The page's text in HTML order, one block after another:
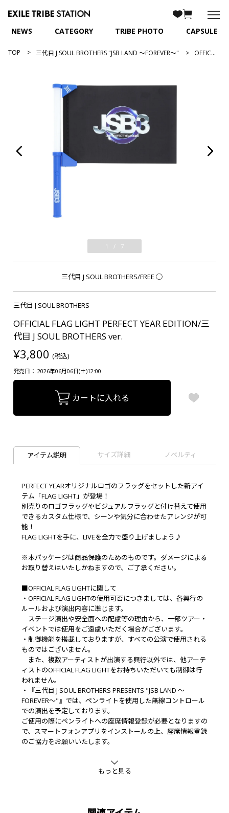
NEWS CATEGORY TRIBE PHOTO CAPSULE
TOP 三代目 J SOUL BROTHERS "JSB LAND ～FOREVER～" OFFICIAL FLAG LIGHT PERFECT YEAR EDITION/三代目 J SOUL BROTHERS ver.
1 / 7
三代目 J SOUL BROTHERS/FREE ○
三代目 J SOUL BROTHERS
OFFICIAL FLAG LIGHT PERFECT YEAR EDITION/三
代目 J SOUL BROTHERS ver.
¥3,800 (税込)
発売日： 2026年06月06日(土)12:00
カートに入れる
アイテム説明 サイズ詳細 ノベルティ
PERFECT YEARオリジナルロゴのフラッグをセットした新アイ
テム「FLAG LIGHT」が登場！
別売りのロゴフラッグやビジュアルフラッグと付け替えて使用
できるカスタム仕様で、シーンや気分に合わせたアレンジが可
能！
FLAG LIGHTを手に、LIVEを全力で盛り上げましょう♪
※本パッケージは商品保護のためのものです。ダメージによる
お取り替えはいたしかねますので、ご了承ください。
■OFFICIAL FLAG LIGHTに関して
・OFFICIAL FLAG LIGHTの使用可否につきましては、各興行の
ルールおよび演出内容に準じます。
ステージ演出や安全面への配慮等の理由から、一部ツアー・
イベントでは使用をご遠慮いただく場合がございます。
・制御機能を搭載しておりますが、すべての公演で使用される
ものではございません。
また、複数アーティストが出演する興行以外では、他アーテ
ィストのOFFICIAL FLAG LIGHTをお持ちいただいても制御は行
われません。
・『三代目 J SOUL BROTHERS PRESENTS "JSB LAND ～
FOREVER～"』では、ペンライトを使用した無線コントロール
での演出を予定しております。
ご使用の際にペンライトへの座席情報登録が必要となりますの
で、スマートフォンアプリをインストールの上、座席情報登録
のご協力をお願いいたします。
※演出の都合上、「JSB3 Official “MATE” Light Stick Ver.2・
JSB3 Official “MATE” Light Stick・OFFICIAL FLAG LIGHT/三代目 J
もっと見る